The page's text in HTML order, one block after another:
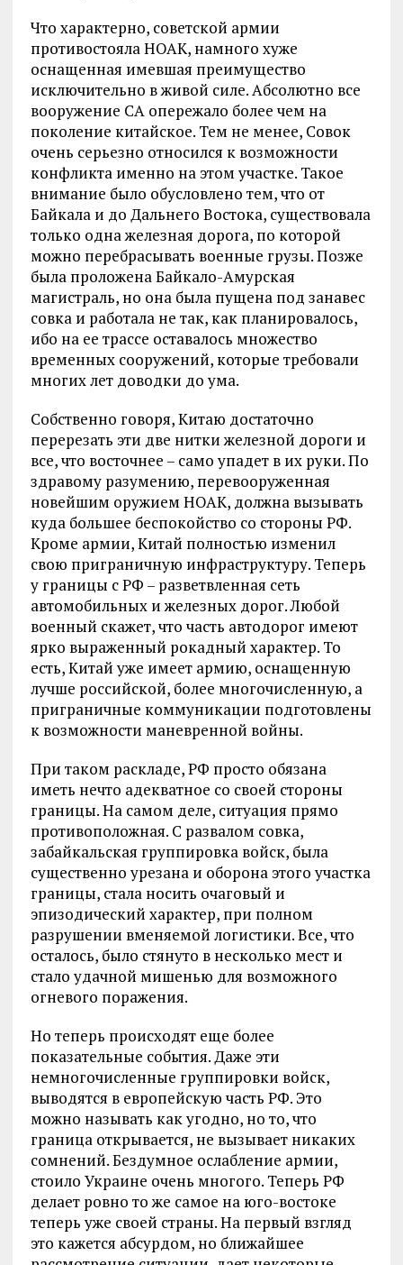
Что характерно, советской армии
противостояла НОАК, намного хуже
оснащенная имевшая преимущество
исключительно в живой силе. Абсолютно все
вооружение СА опережало более чем на
поколение китайское. Тем не менее, Совок
очень серьезно относился к возможности
конфликта именно на этом участке. Такое
внимание было обусловлено тем, что от
Байкала и до Дальнего Востока, существовала
только одна железная дорога, по которой
можно перебрасывать военные грузы. Позже
была проложена Байкало-Амурская
магистраль, но она была пущена под занавес
совка и работала не так, как планировалось,
ибо на ее трассе оставалось множество
временных сооружений, которые требовали
многих лет доводки до ума.
Собственно говоря, Китаю достаточно
перерезать эти две нитки железной дороги и
все, что восточнее – само упадет в их руки. По
здравому разумению, перевооруженная
новейшим оружием НОАК, должна вызывать
куда большее беспокойство со стороны РФ.
Кроме армии, Китай полностью изменил
свою приграничную инфраструктуру. Теперь
у границы с РФ – разветвленная сеть
автомобильных и железных дорог. Любой
военный скажет, что часть автодорог имеют
ярко выраженный рокадный характер. То
есть, Китай уже имеет армию, оснащенную
лучше российской, более многочисленную, а
приграничные коммуникации подготовлены
к возможности маневренной войны.
При таком раскладе, РФ просто обязана
иметь нечто адекватное со своей стороны
границы. На самом деле, ситуация прямо
противоположная. С развалом совка,
забайкальская группировка войск, была
существенно урезана и оборона этого участка
границы, стала носить очаговый и
эпизодический характер, при полном
разрушении вменяемой логистики. Все, что
осталось, было стянуто в несколько мест и
стало удачной мишенью для возможного
огневого поражения.
Но теперь происходят еще более
показательные события. Даже эти
немногочисленные группировки войск,
выводятся в европейскую часть РФ. Это
можно называть как угодно, но то, что
граница открывается, не вызывает никаких
сомнений. Бездумное ослабление армии,
стоило Украине очень многого. Теперь РФ
делает ровно то же самое на юго-востоке
теперь уже своей страны. На первый взгляд
это кажется абсурдом, но ближайшее